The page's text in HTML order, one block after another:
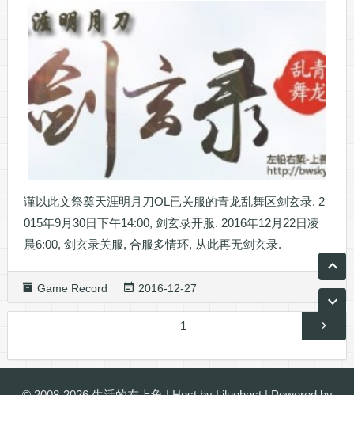
谨以此文祭奠天涯明月刀OL已关服的青龙乱舞区剑玄录. 2
015年9月30日下午14:00, 剑玄录开服. 2016年12月22日凌
晨6:00, 剑玄录关服, 合服多情环, 从此再无剑玄录.
Game Record 2016-12-27
分
第1
© 2008-2026生活的左上角| Host byLiluohost| Powered by